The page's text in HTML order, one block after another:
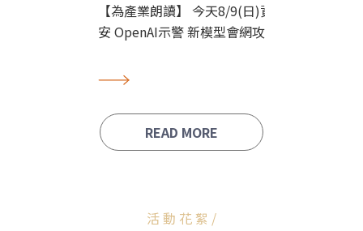
【為產業朗讀】 今天8/9(日)資
安 OpenAI示警 新模型會網攻
READ MORE
活 動 花 絮 /